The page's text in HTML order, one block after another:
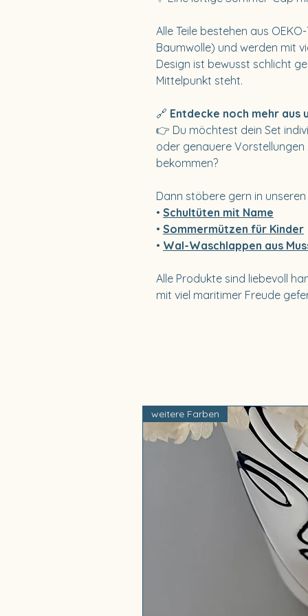
Alle Teile bestehen aus
Baumwolle) und werden mit
Design ist bewusst schlicht
Mittelpunkt steht.
🔗 Entdecke noch mehr aus
👉 Du möchtest dein Set
oder genauere
bekommen?
Dann stöbere gern in
• Schultüten mit Name
• Sommermützen für Kinder
• Wal-Waschlappen aus
Alle Produkte sind liebevoll
mit viel maritimer Freude
weitere Farben